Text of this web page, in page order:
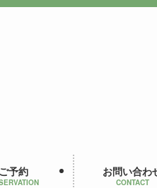
ご予約 お問い合わ
CONTACT